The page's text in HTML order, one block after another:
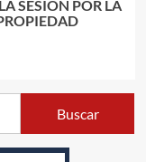
SESIÓN POR LA